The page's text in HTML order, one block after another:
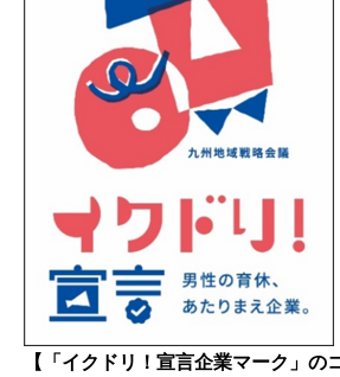
【「イクドリ！宣言企業マーク」の